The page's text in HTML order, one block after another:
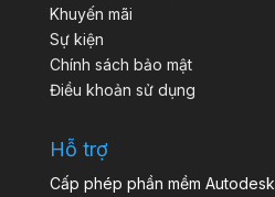
Khuyến mãi
Sự kiện
Chính sách bảo mật
Điều khoản sử dụng
Hỗ trợ
Cấp phép phần mềm Autodesk